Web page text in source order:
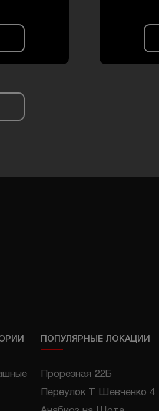
ПОПУЛЯРНЫЕ ЛОКАЦИИ
Прорезная 22Б
Переулок Т Шевченко 4